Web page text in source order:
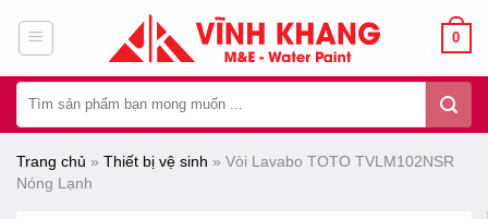
dung
0
kiếm:
Trang chủ » Thiết bị vệ sinh » Vòi Lavabo TOTO TVLM102NSR
Nóng Lạnh